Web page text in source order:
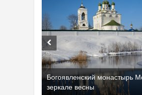
Богоявленский монастырь
зеркале весны